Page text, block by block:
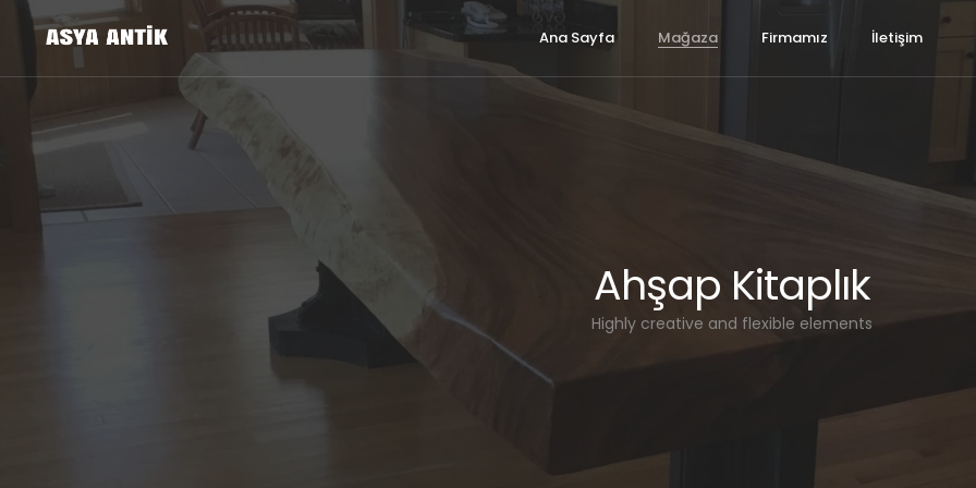
Ana Sayfa Mağaza Firmamız İletişim
Ahşap Kitaplık
Highly creative and flexible elements